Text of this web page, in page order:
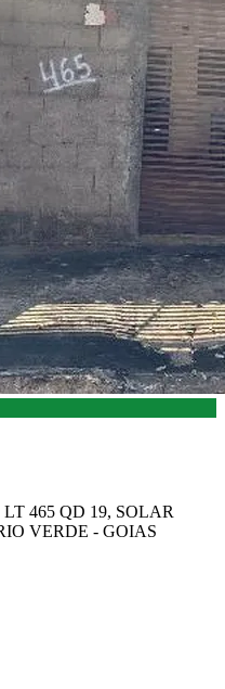
465 QD 19, SOLAR
VERDE - GOIAS